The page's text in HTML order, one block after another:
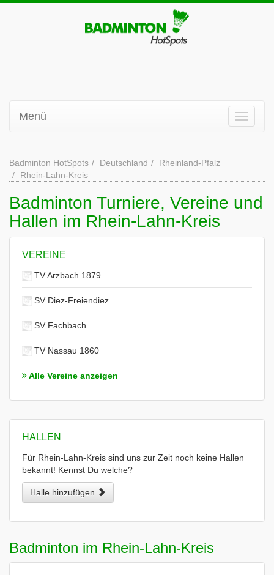
Menü
Badminton HotSpots Deutschland
Rheinland-Pfalz
Rhein-Lahn-Kreis
Badminton Turniere, Vereine und
Hallen im Rhein-Lahn-Kreis
VEREINE
TV Arzbach 1879
SV Diez-Freiendiez
SV Fachbach
TV Nassau 1860
Alle Vereine anzeigen
HALLEN
Für Rhein-Lahn-Kreis sind uns zur Zeit noch keine Hallen
bekannt! Kennst Du welche?
Halle hinzufügen
Badminton im Rhein-Lahn-Kreis